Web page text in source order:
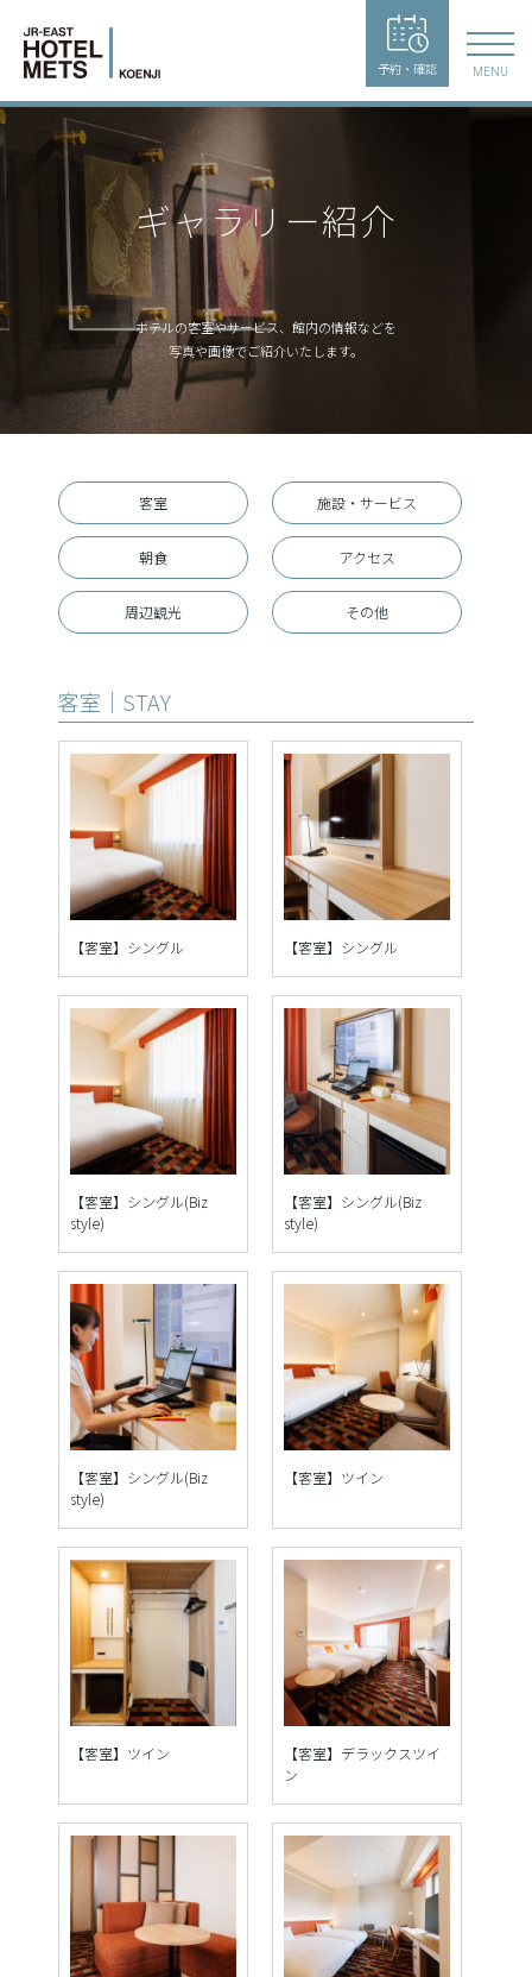
予約・確認 MENU
ギャラリー紹介
ホテルの客室やサービス、館内の情報などを
写真や画像でご紹介いたします。
客室 施設・サービス
朝食 アクセス
周辺観光 その他
客室｜STAY
【客室】シングル 【客室】シングル
【客室】シングル(Biz
style)
【客室】シングル(Biz
style)
【客室】シングル(Biz
style)
【客室】ツイン
【客室】ツイン
【客室】デラックスツイ
ン